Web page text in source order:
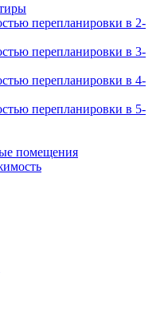
перепланировки в 2-
перепланировки в 3-
перепланировки в 4-
перепланировки в 5-
помещения